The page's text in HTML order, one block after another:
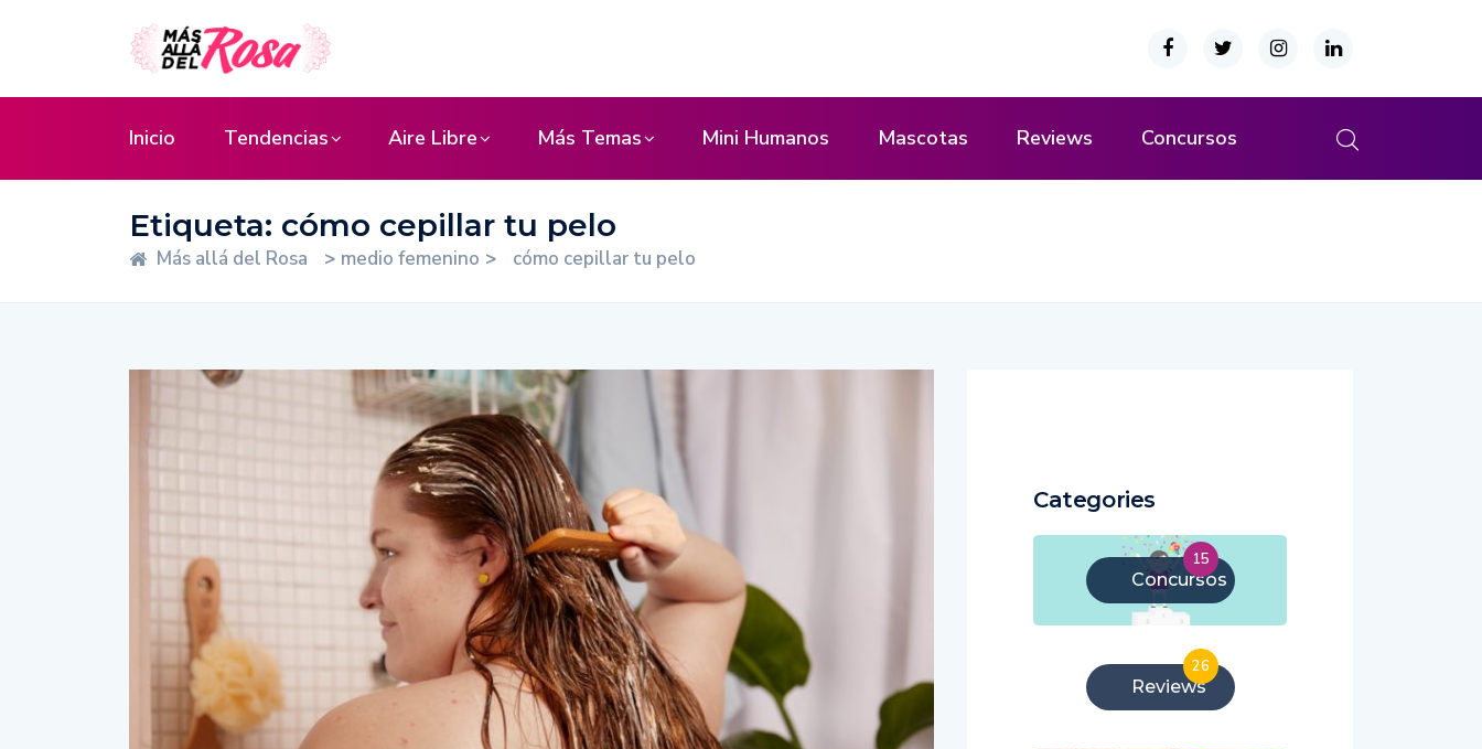
Inicio Tendencias Aire Libre Más Temas Mini Humanos Mascotas Reviews Concursos
Etiqueta: cómo cepillar tu pelo
Más allá del Rosa > medio femenino > cómo cepillar tu pelo
Categories
Concursos
15
Reviews
26